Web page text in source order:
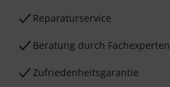
Reparaturservice
Beratung durch Fachexperten
Zufriedenheitsgarantie